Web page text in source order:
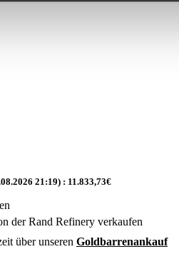
21:19) : 11.833,73€
der Rand Refinery verkaufen
über unseren Goldbarrenankauf